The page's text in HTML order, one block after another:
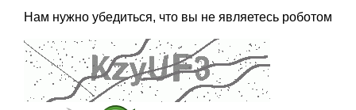
Нам нужно убедиться, что вы не являетесь роботом